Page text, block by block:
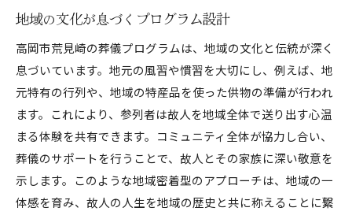
地域の文化が息づくプログラム設計
高岡市荒見崎の葬儀プログラムは、地域の文化と伝統が深く
息づいています。地元の風習や慣習を大切にし、例えば、地
元特有の行列や、地域の特産品を使った供物の準備が行われ
ます。これにより、参列者は故人を地域全体で送り出す心温
まる体験を共有できます。コミュニティ全体が協力し合い、
葬儀のサポートを行うことで、故人とその家族に深い敬意を
示します。このような地域密着型のアプローチは、地域の一
体感を育み、故人の人生を地域の歴史と共に称えることに繋